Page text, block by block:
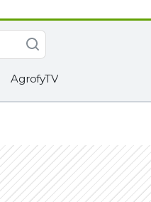
AgrofyTV